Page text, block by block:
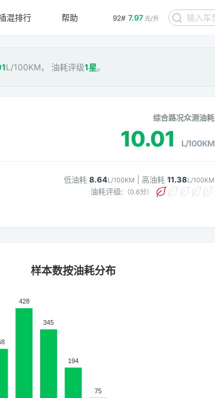
92# 7.97 元/升
混排行 帮助
L/100KM， 油耗评级1星。
综合路况众测油耗
10.01 L/100KM
低油耗 8.64L/100KM | 高油耗 11.38L/100KM
油耗评级: （0.6分）